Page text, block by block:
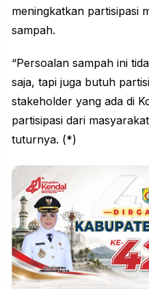
meningkatkan partisipasi
sampah.
“Persoalan sampah ini
saja, tapi juga butuh
stakeholder yang ada di
partisipasi dari
tuturnya. (*)